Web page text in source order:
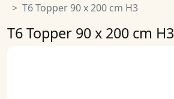
T6 Topper 90 x 200 cm H3
T6 Topper 90 x 200 cm H3